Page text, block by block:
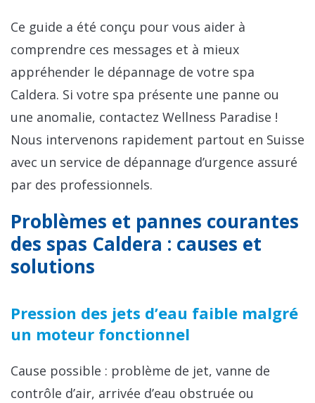
Ce guide a été conçu pour vous aider à
comprendre ces messages et à mieux
appréhender le dépannage de votre spa
Caldera. Si votre spa présente une panne ou
une anomalie, contactez Wellness Paradise !
Nous intervenons rapidement partout en Suisse
avec un service de dépannage d’urgence assuré
par des professionnels.
Problèmes et pannes courantes
des spas Caldera : causes et
solutions
Pression des jets d’eau faible malgré
un moteur fonctionnel
Cause possible : problème de jet, vanne de
contrôle d’air, arrivée d’eau obstruée ou